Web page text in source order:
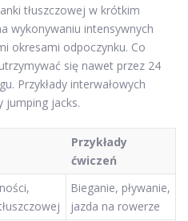
tłuszczowej w krótkim
wykonywaniu intensywnych
okresami odpoczynku. Co
się nawet przez 24
Przykłady interwałowych
jumping jacks.
Przykłady
ćwiczeń
Bieganie, pływanie,
jazda na rowerze